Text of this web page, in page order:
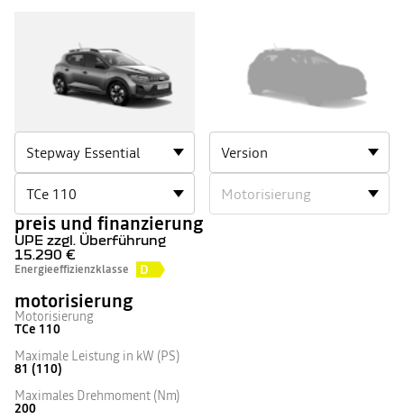
preis und finanzierung
UPE zzgl. Überführung
15.290 €
Energieeffizienzklasse
D
motorisierung
Motorisierung
TCe 110
Maximale Leistung in kW (PS)
81 (110)
Maximales Drehmoment (Nm)
200